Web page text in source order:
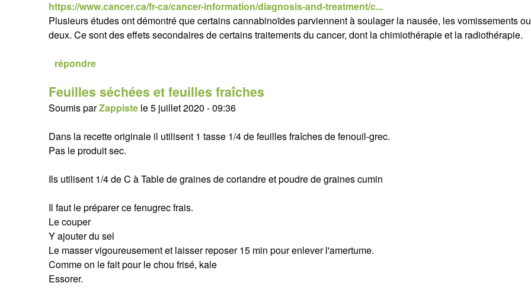
https://www.cancer.ca/fr-ca/cancer-information/diagnosis-and-treatment/c...
Plusieurs études ont démontré que certains cannabinoïdes parviennent à soulager la nausée, les vomissements
deux. Ce sont des effets secondaires de certains traitements du cancer, dont la chimiothérapie et la radiothérapie.
répondre
Feuilles séchées et feuilles fraîches
Soumis parZappiste le5 juillet 2020 - 09:36
Dans la recette originale il utilisent 1 tasse 1/4 de feuilles fraîches de fenouil-grec.
Pas le produit sec.
Ils utilisent 1/4 de C à Table de graines de coriandre et poudre de graines cumin
Il faut le préparer ce fenugrec frais.
Le couper
Y ajouter du sel
Le masser vigoureusement et laisser reposer 15 min pour enlever l'amertume.
Comme on le fait pour le chou frisé, kale
Essorer.